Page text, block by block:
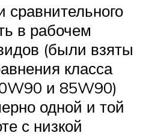
в рабочем
(были взяты
класса
и 85W90)
одной и той
с низкой